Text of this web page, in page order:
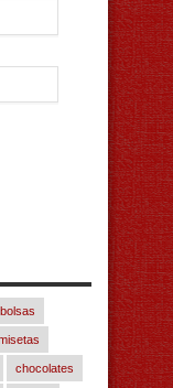
bolsas
chocolates